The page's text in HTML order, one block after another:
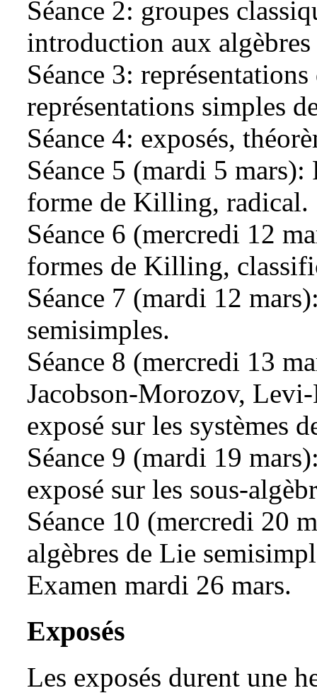
Séance 2: groupes
introduction aux
Séance 3:
représentations simples
Séance 4: exposés,
Séance 5 (mardi 5
forme de Killing, radical.
Séance 6 (mercredi 12
formes de Killing,
Séance 7 (mardi 12
semisimples.
Séance 8 (mercredi 13
Jacobson-Morozov,
exposé sur les systèmes
Séance 9 (mardi 19
exposé sur les sous-
Séance 10 (mercredi 20
algèbres de Lie
Examen mardi 26 mars.
Exposés
Les exposés durent une